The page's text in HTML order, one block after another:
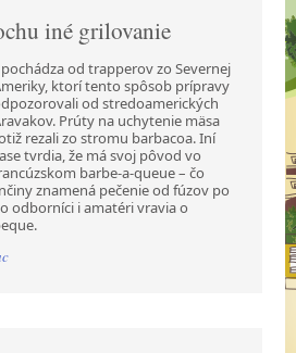
iné grilovanie
od trapperov zo Severnej
ktorí tento spôsob prípravy
od stredoamerických
Prúty na uchytenie mäsa
rezali zo stromu barbacoa. Iní
tvrdia, že má svoj pôvod vo
barbe-a-queue – čo
znamená pečenie od fúzov po
odborníci i amatéri vravia o